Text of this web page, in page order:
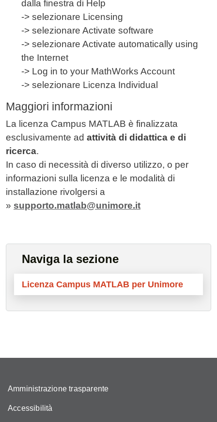
dalla finestra di Help
-> selezionare Licensing
-> selezionare Activate software
-> selezionare Activate automatically using
the Internet
-> Log in to your MathWorks Account
-> selezionare Licenza Individual
Maggiori informazioni
La licenza Campus MATLAB è finalizzata
esclusivamente ad attività di didattica e di
ricerca.
In caso di necessità di diverso utilizzo, o per
informazioni sulla licenza e le modalità di
installazione rivolgersi a
» supporto.matlab@unimore.it
Naviga la sezione
Licenza Campus MATLAB per Unimore
Amministrazione trasparente
Accessibilità